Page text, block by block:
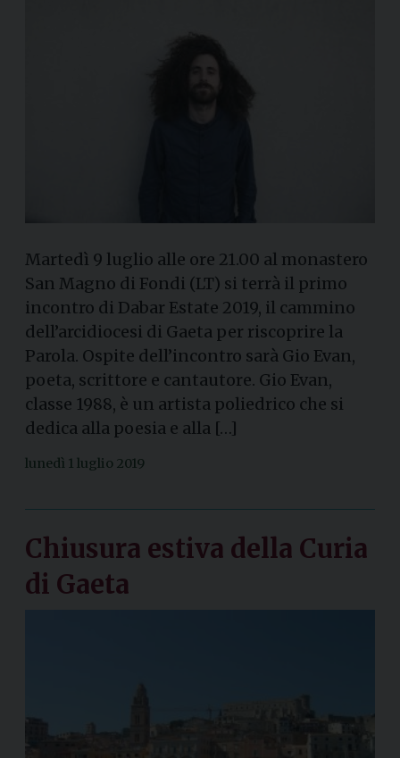
Martedì 9 luglio alle ore 21.00 al monastero
San Magno di Fondi (LT) si terrà il primo
incontro di Dabar Estate 2019, il cammino
dell’arcidiocesi di Gaeta per riscoprire la
Parola. Ospite dell’incontro sarà Gio Evan,
poeta, scrittore e cantautore. Gio Evan,
classe 1988, è un artista poliedrico che si
dedica alla poesia e alla […]
lunedì 1 luglio 2019
Chiusura estiva della Curia
di Gaeta